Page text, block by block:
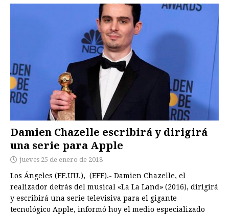
Damien Chazelle escribirá y dirigirá
una serie para Apple
jueves 25 de enero de 2018
Los Ángeles (EE.UU.), (EFE).- Damien Chazelle, el
realizador detrás del musical «La La Land» (2016), dirigirá
y escribirá una serie televisiva para el gigante
tecnológico Apple, informó hoy el medio especializado